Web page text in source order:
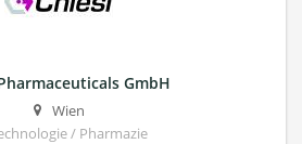
GmbH
Wien
/ Pharmazie